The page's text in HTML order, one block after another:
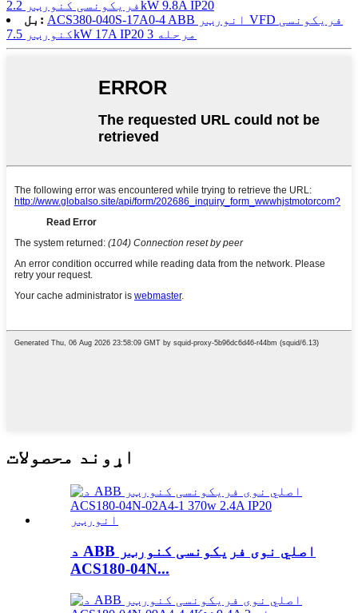
فریکونسی کنورټر 2.2kW 9.8A IP20
بل: ACS380-040S-17A0-4 ABB انورټر VFD فریکونسی
کنورټر 7.5kW 17A IP20 3 مرحله
اړوند محصولات
د ABB اصلي نوی فریکونسی کنورټر
ACS180-04N...